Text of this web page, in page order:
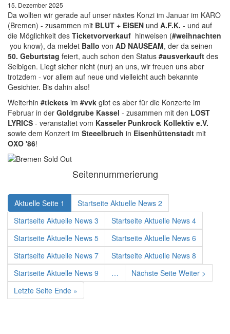
15. Dezember 2025
Da wollten wir gerade auf unser näxtes Konzi im Januar im KARO
(Bremen) - zusammen mit BLUT + EISEN und A.F.K. - und auf
die Möglichkeit des Ticketvorverkauf hinweisen (#weihnachten
you know), da meldet Ballo von AD NAUSEAM, der da seinen
50. Geburtstag feiert, auch schon den Status #ausverkauft des
Selbigen. Liegt sicher nicht (nur) an uns, wir freuen uns aber
trotzdem - vor allem auf neue und vielleicht auch bekannte
Gesichter. Bis dahin also!
Weiterhin #tickets im #vvk gibt es aber für die Konzerte im
Februar in der Goldgrube Kassel - zusammen mit den LOST
LYRICS - veranstaltet vom Kasseler Punkrock Kollektiv e.V.
sowie dem Konzert im Steeelbruch in Eisenhüttenstadt mit
OXO '86!
Seitennummerierung
Aktuelle Seite 1 Startseite Aktuelle News 2
Startseite Aktuelle News 3 Startseite Aktuelle News 4
Startseite Aktuelle News 5 Startseite Aktuelle News 6
Startseite Aktuelle News 7 Startseite Aktuelle News 8
Startseite Aktuelle News 9 … Nächste Seite Weiter >
Letzte Seite Ende »